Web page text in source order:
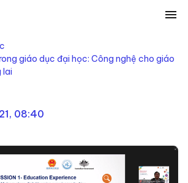
menu
giáo dục đại học: Công nghệ cho giáo
lai
08:40